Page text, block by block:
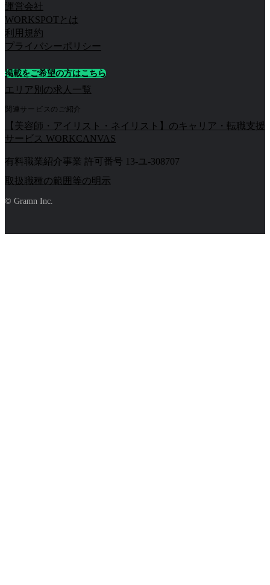
運営会社
WORKSPOTとは
利用規約
プライバシーポリシー
掲載をご希望の方はこちら
エリア別の求人一覧
関連サービスのご紹介
【美容師・アイリスト・ネイリスト】のキャリア・転職支援
サービス WORKCANVAS
有料職業紹介事業 許可番号 13-ユ-308707
取扱職種の範囲等の明示
© Gramn Inc.